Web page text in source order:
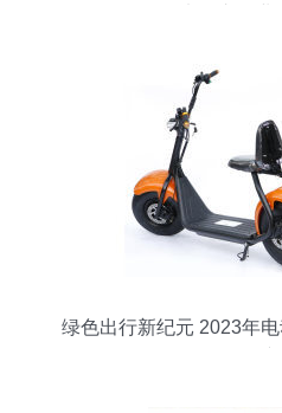
绿色出行新纪元 2023年